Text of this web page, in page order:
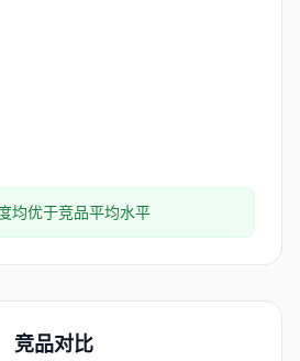
均优于竞品平均水平
竞品对比